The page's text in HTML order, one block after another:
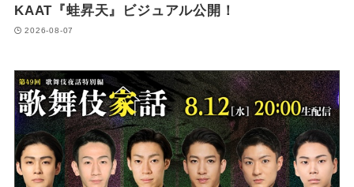
KAAT『蛙昇天』ビジュアル公開！
2026-08-07